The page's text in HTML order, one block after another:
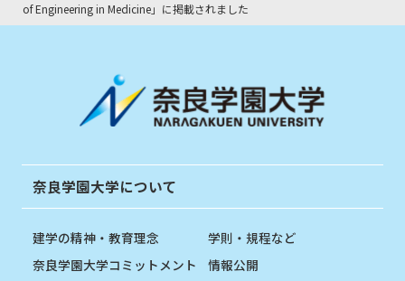
of Engineering in Medicine」に掲載されました
奈良学園大学について
建学の精神・教育理念
奈良学園大学コミットメント
学則・規程など
情報公開